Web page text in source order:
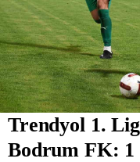
Trendyol 1.
Bodrum FK: 1